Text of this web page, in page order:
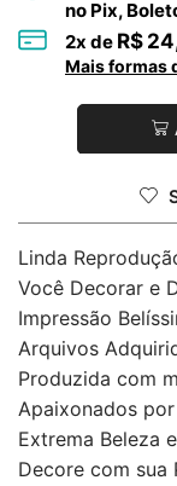
no Pix,
2x de R$
Mais formas
Linda
Você Decorar e
Impressão
Arquivos
Produzida com
Apaixonados
Extrema Beleza
Decore com sua